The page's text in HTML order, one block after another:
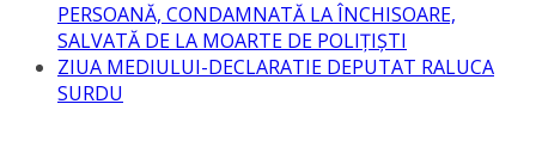
PERSOANĂ, CONDAMNATĂ LA ÎNCHISOARE,
SALVATĂ DE LA MOARTE DE POLIŢIŞTI
ZIUA MEDIULUI-DECLARATIE DEPUTAT RALUCA
SURDU